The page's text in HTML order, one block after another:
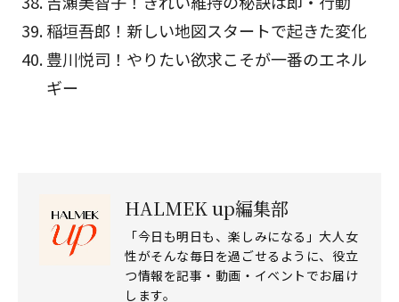
稲垣吾郎！新しい地図スタートで起きた変化
豊川悦司！やりたい欲求こそが一番のエネル
ギー
HALMEK up編集部
「今日も明日も、楽しみになる」大人女
性がそんな毎日を過ごせるように、役立
つ情報を記事・動画・イベントでお届け
します。